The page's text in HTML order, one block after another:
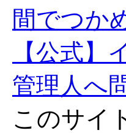
間でつか
【公式
管理人へ
このサイ